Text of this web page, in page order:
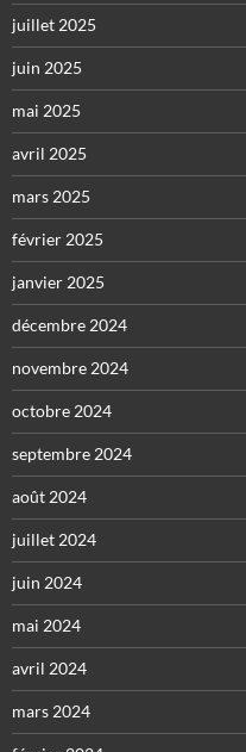
juillet 2025
juin 2025
mai 2025
avril 2025
mars 2025
février 2025
janvier 2025
décembre 2024
novembre 2024
octobre 2024
septembre 2024
août 2024
juillet 2024
juin 2024
mai 2024
avril 2024
mars 2024